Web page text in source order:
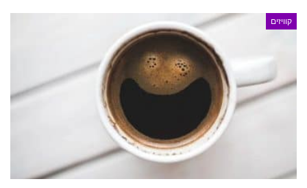
קוויזים